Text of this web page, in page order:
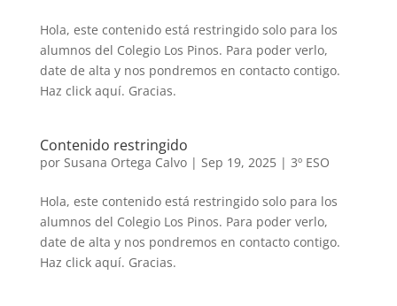
Hola, este contenido está restringido solo para los
alumnos del Colegio Los Pinos. Para poder verlo,
date de alta y nos pondremos en contacto contigo.
Haz click aquí. Gracias.
Contenido restringido
por Susana Ortega Calvo| Sep 19, 2025| 3º ESO
Hola, este contenido está restringido solo para los
alumnos del Colegio Los Pinos. Para poder verlo,
date de alta y nos pondremos en contacto contigo.
Haz click aquí. Gracias.